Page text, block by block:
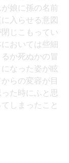
娘に孫の名前
入らせる意図
じこもってい
おいては些細
か死ぬかの冒
なった姿が眩
らの変容が目
た時にふと思
しまったこと